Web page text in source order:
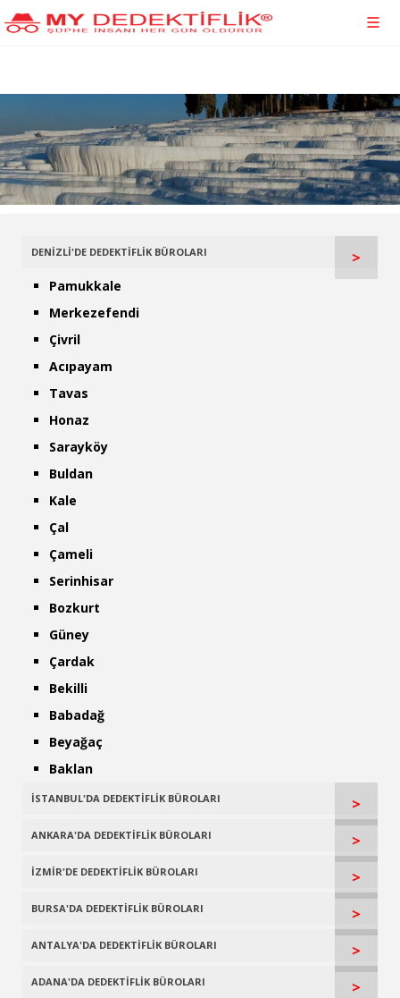
DENİZLİ'DE DEDEKTİFLİK BÜROLARI >
Pamukkale
Merkezefendi
Çivril
Acıpayam
Tavas
Honaz
Sarayköy
Buldan
Kale
Çal
Çameli
Serinhisar
Bozkurt
Güney
Çardak
Bekilli
Babadağ
Beyağaç
Baklan
İSTANBUL'DA DEDEKTİFLİK BÜROLARI >
ANKARA'DA DEDEKTİFLİK BÜROLARI >
İZMİR'DE DEDEKTİFLİK BÜROLARI >
BURSA'DA DEDEKTİFLİK BÜROLARI >
ANTALYA'DA DEDEKTİFLİK BÜROLARI >
ADANA'DA DEDEKTİFLİK BÜROLARI >